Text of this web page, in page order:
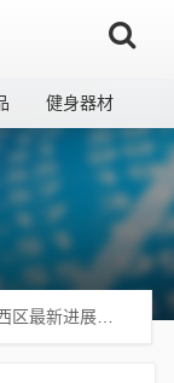
健身器材
荣发展的蓝图与未来展望展望报告揭秘未来趋势